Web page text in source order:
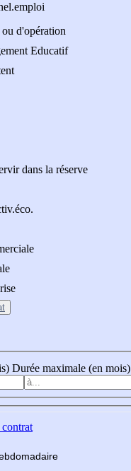
d'opération
Educatif
dans la réserve
Durée maximale (en mois)
madaire